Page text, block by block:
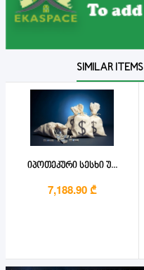
SIMILAR ITEMS
იპოთეკური სესხი უ...
7,188.90 ₾